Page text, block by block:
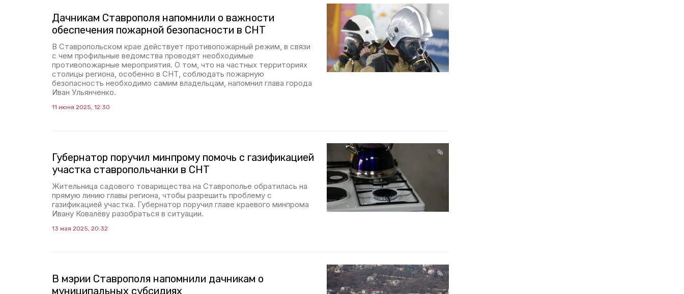
Дачникам Ставрополя напомнили о важности
обеспечения пожарной безопасности в СНТ
В Ставропольском крае действует противопожарный режим, в связи
с чем профильные ведомства проводят необходимые
противопожарные мероприятия. О том, что на частных территориях
столицы региона, особенно в СНТ, соблюдать пожарную
безопасность необходимо самим владельцам, напомнил глава города
Иван Ульянченко.
11 июня 2025, 12:30
Губернатор поручил минпрому помочь с газификацией
участка ставропольчанки в СНТ
Жительница садового товарищества на Ставрополье обратилась на
прямую линию главы региона, чтобы разрешить проблему с
газификацией участка. Губернатор поручил главе краевого минпрома
Ивану Ковалёву разобраться в ситуации.
13 мая 2025, 20:32
В мэрии Ставрополя напомнили дачникам о
муниципальных субсидиях